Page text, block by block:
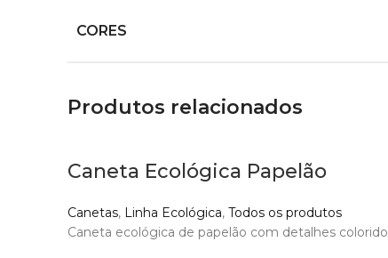
CORES
Produtos relacionados
Caneta Ecológica Papelão
Canetas, Linha Ecológica, Todos os produtos
Caneta ecológica de papelão com detalhes